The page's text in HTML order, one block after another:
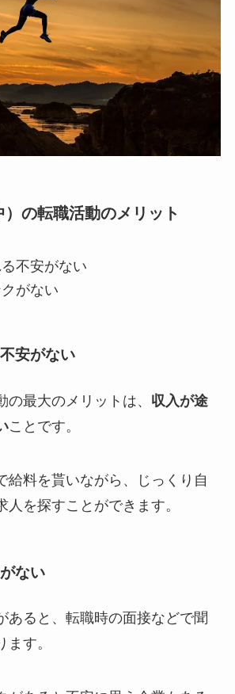
の転職活動のメリット
不安がない
がない
安がない
の最大のメリットは、 収入が途
ことです。
給料を貰いながら、じっくり自
人を探すことができます。
ない
あると、転職時の面接などで聞
す。